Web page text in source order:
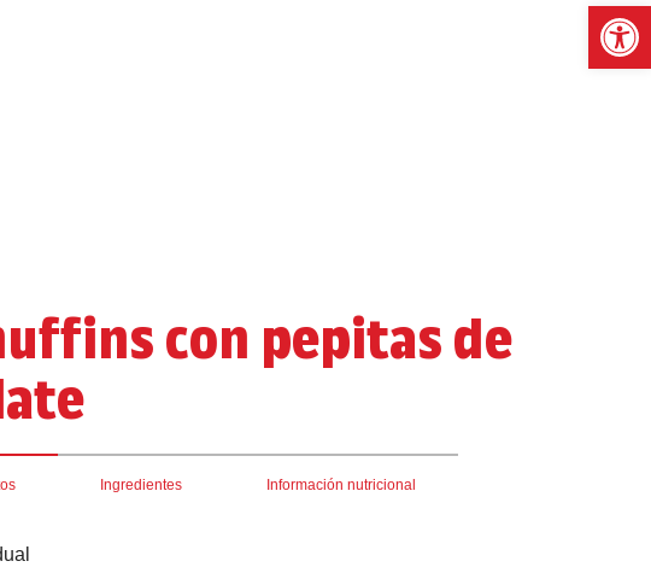
con pepitas de
Ingredientes Información nutricional
Abrir